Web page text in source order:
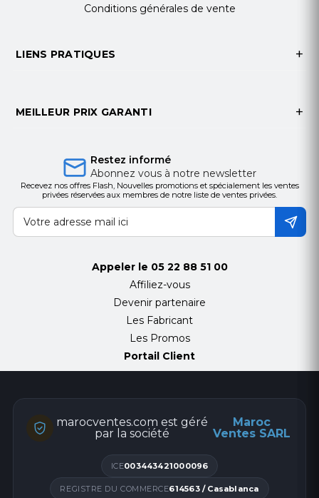
Conditions générales de vente
LIENS PRATIQUES
MEILLEUR PRIX GARANTI
Restez informé
Abonnez vous à notre newsletter
Recevez nos offres Flash, Nouvelles promotions et spécialement les ventes
privées réservées aux membres de notre liste de ventes privées.
Appeler le 05 22 88 51 00
Affiliez-vous
Devenir partenaire
Les Fabricant
Les Promos
Portail Client
marocventes.com est géré
par la société
Maroc
Ventes SARL
ICE003443421000096
REGISTRE DU COMMERCE614563 / Casablanca